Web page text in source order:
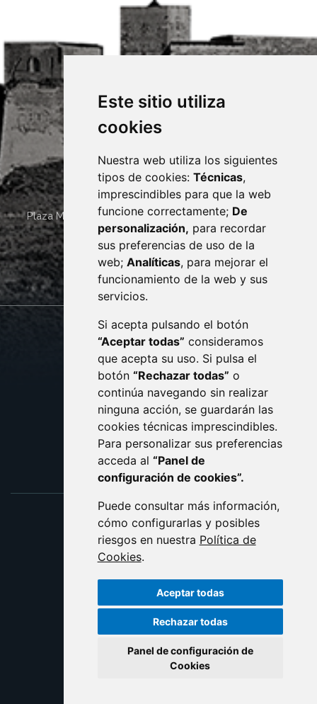
Este sitio utiliza
cookies
Nuestra web utiliza los siguientes
tipos de cookies: Técnicas,
imprescindibles para que la web
funcione correctamente; De
personalización, para recordar
sus preferencias de uso de la
web; Analíticas, para mejorar el
funcionamiento de la web y sus
servicios.
Si acepta pulsando el botón
“Aceptar todas” consideramos
que acepta su uso. Si pulsa el
botón “Rechazar todas” o
continúa navegando sin realizar
ninguna acción, se guardarán las
cookies técnicas imprescindibles.
Para personalizar sus preferencias
acceda al “Panel de
configuración de cookies”.
Puede consultar más información,
cómo configurarlas y posibles
riesgos en nuestra Política de
Cookies.
Aceptar todas
Rechazar todas
Panel de configuración de
Cookies
Plaza Mayor 4 22400 MONZÓN - ARAGÓN (ESPAÑA)
· (34) 974 400 700 ·
sac@monzon.es
monzon.es
CONTACTO
AVISO LEGAL
PROTECCIÓN DE DATOS
POLÍTICA DE COOKIES
ACCESIBILIDAD
ENLACE EXTERNO AL